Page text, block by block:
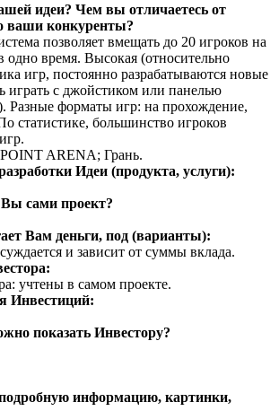
идеи? Чем вы отличаетесь от
ваши конкуренты?
позволяет вмещать до 20 игроков на
одно время. Высокая (относительно
игр, постоянно разрабатываются новые
играть с джойстиком или панелью
Разные форматы игр: на прохождение,
статистике, большинство игроков
ARENA; Грань.
Идеи (продукта, услуги):
сами проект?
Вам деньги, под (варианты):
и зависит от суммы вклада.
учтены в самом проекте.
Инвестиций:
показать Инвестору?
информацию, картинки,